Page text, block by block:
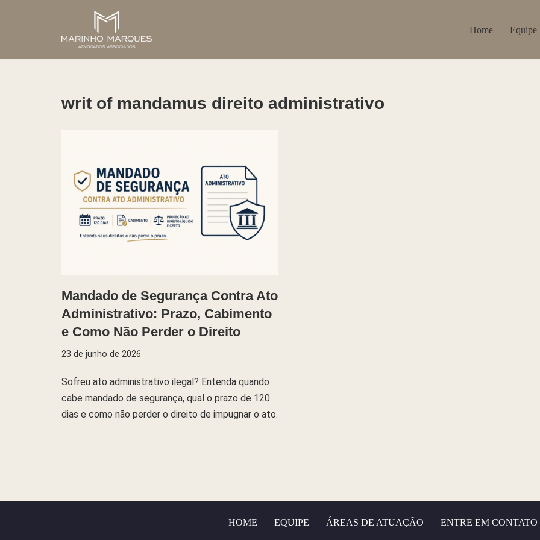
Home Equipe
writ of mandamus direito administrativo
Mandado de Segurança Contra Ato
Administrativo: Prazo, Cabimento
e Como Não Perder o Direito
23 de junho de 2026
Sofreu ato administrativo ilegal? Entenda quando
cabe mandado de segurança, qual o prazo de 120
dias e como não perder o direito de impugnar o ato.
HOME EQUIPE ÁREAS DE ATUAÇÃO ENTRE EM CONTATO